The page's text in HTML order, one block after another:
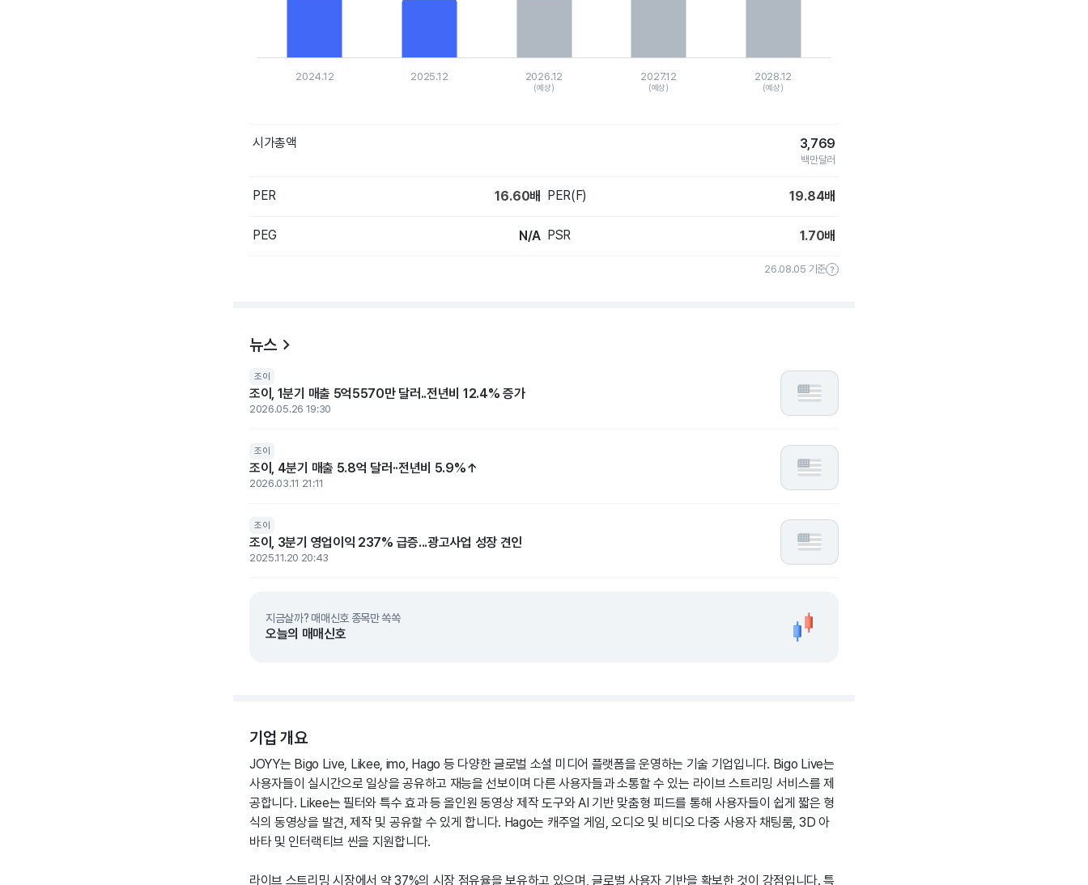
2024.12 2025.12 2026.12
(예상)
2027.12
(예상)
2028.12
(예상)
시가총액 3,769
백만달러
PER 16.60배 PER(F) 19.84배
PEG N/A PSR 1.70배
26.08.05 기준
뉴스
조이
조이, 1분기 매출 5억5570만 달러..전년비 12.4% 증가
2026.05.26 19:30
조이
조이, 4분기 매출 5.8억 달러··전년비 5.9%↑
2026.03.11 21:11
조이
조이, 3분기 영업이익 237% 급증...광고사업 성장 견인
2025.11.20 20:43
지금살까? 매매신호 종목만 쏙쏙
오늘의 매매신호
기업 개요
JOYY는 Bigo Live, Likee, imo, Hago 등 다양한 글로벌 소셜 미디어 플랫폼을 운영하는 기술 기업입니다. Bigo Live는
사용자들이 실시간으로 일상을 공유하고 재능을 선보이며 다른 사용자들과 소통할 수 있는 라이브 스트리밍 서비스를 제
공합니다. Likee는 필터와 특수 효과 등 올인원 동영상 제작 도구와 AI 기반 맞춤형 피드를 통해 사용자들이 쉽게 짧은 형
식의 동영상을 발견, 제작 및 공유할 수 있게 합니다. Hago는 캐주얼 게임, 오디오 및 비디오 다중 사용자 채팅룸, 3D 아
바타 및 인터랙티브 씬을 지원합니다.
라이브 스트리밍 시장에서 약 37%의 시장 점유율을 보유하고 있으며, 글로벌 사용자 기반을 확보한 것이 강점입니다. 특